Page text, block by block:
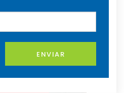
ENVIAR